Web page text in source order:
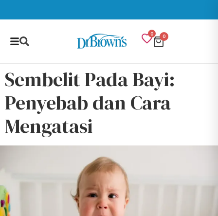
0 0
Sembelit Pada Bayi:
Penyebab dan Cara
Mengatasi